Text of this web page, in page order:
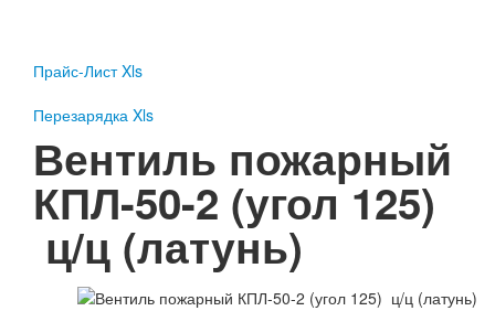
Перезарядка ОП
Перезарядка ОВП
Доставка
Оплата
Гарантии
О нас
Прайс-Лист Xls
Перезарядка Xls
Вентиль пожарный
КПЛ-50-2 (угол 125)
ц/ц (латунь)